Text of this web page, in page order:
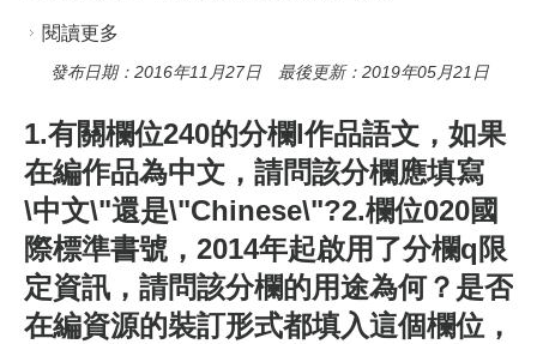
閱讀更多
\http://catweb.ncl.edu.tw/portal_e2_page.php?
MARC21有五種格式，想請問為何MARC
STANDARDS(簡明版格式)為何不能也列入一種
呢?先在此謝謝您的回覆。"
發布日期：2016年11月27日 最後更新：2019年05月21日
1.有關欄位240的分欄l作品語文，如果
在編作品為中文，請問該分欄應填寫
\中文\"還是\"Chinese\"?2.欄位020國
際標準書號，2014年起啟用了分欄q限
定資訊，請問該分欄的用途為何？是否
在編資源的裝訂形式都填入這個欄位，